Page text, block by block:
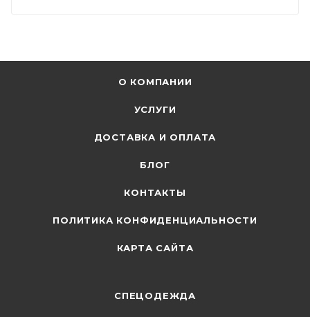
О КОМПАНИИ
УСЛУГИ
ДОСТАВКА И ОПЛАТА
БЛОГ
КОНТАКТЫ
ПОЛИТИКА КОНФИДЕНЦИАЛЬНОСТИ
КАРТА САЙТА
СПЕЦОДЕЖДА